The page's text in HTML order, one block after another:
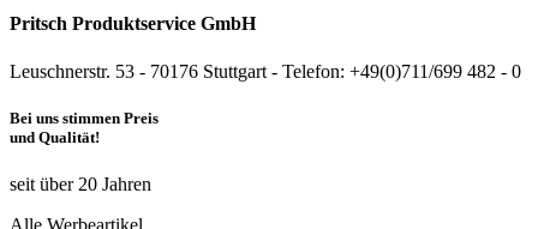
Pritsch Produktservice GmbH
Leuschnerstr. 53 - 70176 Stuttgart - Telefon: +49(0)711/699 482 - 0
Bei uns stimmen Preis
und Qualität!
seit über 20 Jahren
Alle Werbeartikel